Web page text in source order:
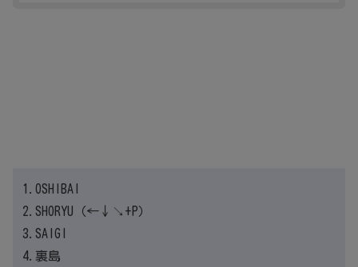
1.OSHIBAI
2.SHORYU（←↓↘+P）
3.SAIGI
4.裏島